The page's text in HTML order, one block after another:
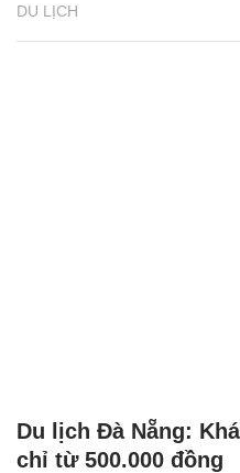
DU LỊCH
Du lịch Đà Nẵng:
chỉ từ 500.000 đồng